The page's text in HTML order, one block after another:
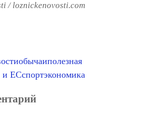
/ loznickenovosti.com
обычаиполезная
и ЕСспортэкономика